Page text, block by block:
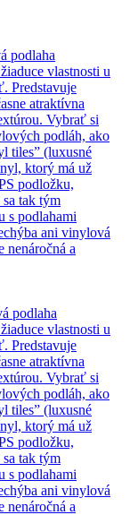
podlaha
vlastnosti u
Predstavuje
atraktívna
Vybrať si
podláh, ako
tiles” (luxusné
ktorý má už
podložku,
sa tak tým
s podlahami
ani vinylová
nenáročná a
podlaha
vlastnosti u
Predstavuje
atraktívna
Vybrať si
podláh, ako
tiles” (luxusné
ktorý má už
podložku,
sa tak tým
s podlahami
ani vinylová
nenáročná a